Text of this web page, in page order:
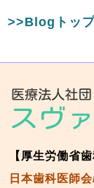
>>Blogトッ
【厚生労働省
日本歯科医師